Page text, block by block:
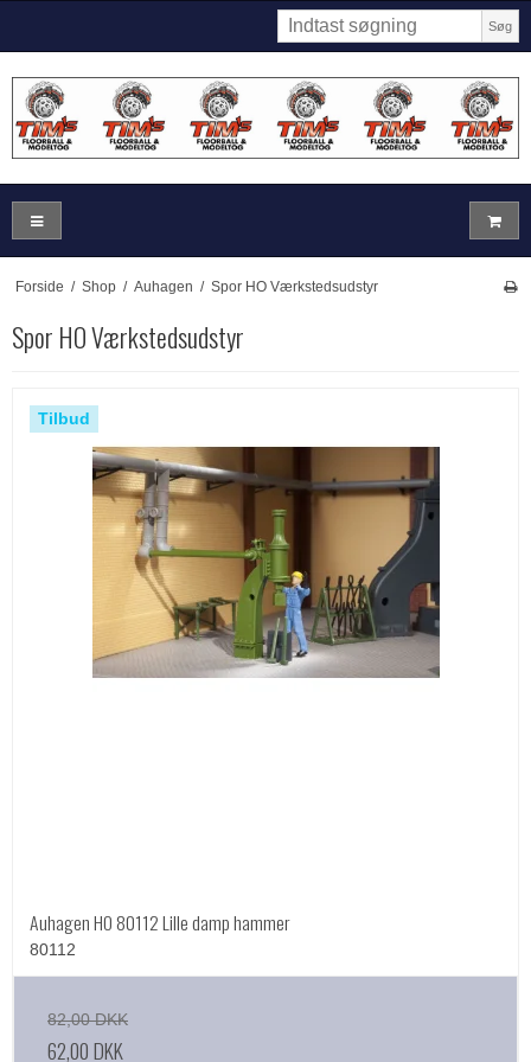
Søg
Forside / Shop / Auhagen / Spor HO Værkstedsudstyr
Spor HO Værkstedsudstyr
Tilbud
Auhagen HO 80112 ‎Lille damp hammer‎
80112
82,00 DKK
62,00 DKK